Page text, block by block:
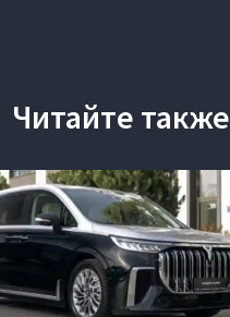
Читайте также